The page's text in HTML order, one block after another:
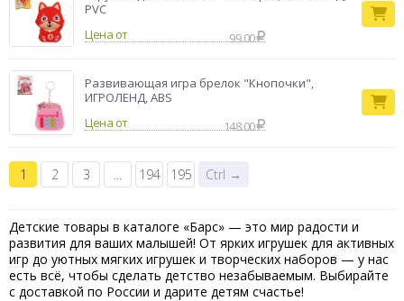
PVC
Цена от
99.00
Развивающая игра брелок "Кнопочки",
ИГРОЛЕНД, ABS
Цена от
148.00
1 2 3 ... 194 195 Ctrl →
Детские товары в каталоге «Барс» — это мир радости и
развития для ваших малышей! От ярких игрушек для активных
игр до уютных мягких игрушек и творческих наборов — у нас
есть всё, чтобы сделать детство незабываемым. Выбирайте
с доставкой по России и дарите детям счастье!